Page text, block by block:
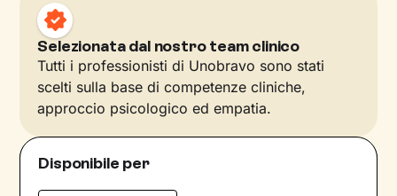
Selezionata dal nostro team clinico
Tutti i professionisti di Unobravo sono stati
scelti sulla base di competenze cliniche,
approccio psicologico ed empatia.
Disponibile per